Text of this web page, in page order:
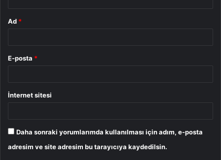
Ad *
E-posta *
İnternet sitesi
Daha sonraki yorumlarımda kullanılması için adım, e-posta
adresim ve site adresim bu tarayıcıya kaydedilsin.